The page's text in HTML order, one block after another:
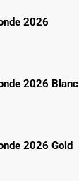
2026
2026 Blanc
2026 Gold